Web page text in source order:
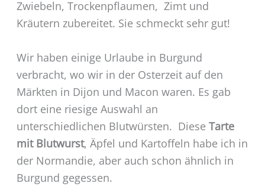
Zwiebeln, Trockenpflaumen, Zimt und
Kräutern zubereitet. Sie schmeckt sehr gut!
Wir haben einige Urlaube in Burgund
verbracht, wo wir in der Osterzeit auf den
Märkten in Dijon und Macon waren. Es gab
dort eine riesige Auswahl an
unterschiedlichen Blutwürsten. Diese Tarte
mit Blutwurst, Äpfel und Kartoffeln habe ich in
der Normandie, aber auch schon ähnlich in
Burgund gegessen.